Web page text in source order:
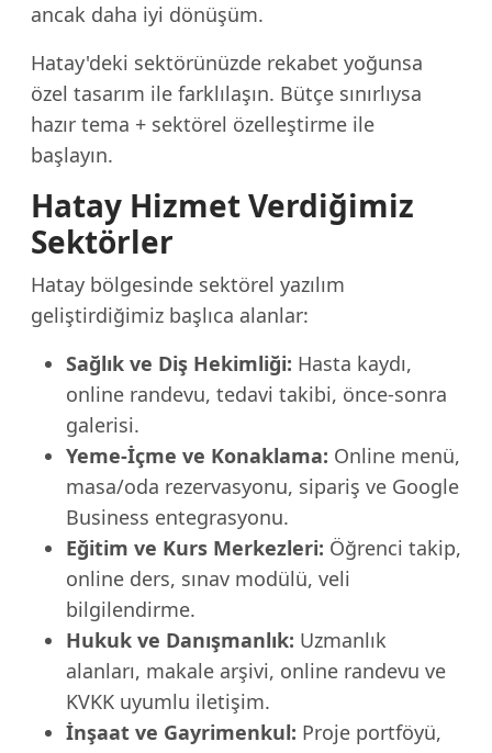
ancak daha iyi dönüşüm.
Hatay'deki sektörünüzde rekabet yoğunsa
özel tasarım ile farklılaşın. Bütçe sınırlıysa
hazır tema + sektörel özelleştirme ile
başlayın.
Hatay Hizmet Verdiğimiz
Sektörler
Hatay bölgesinde sektörel yazılım
geliştirdiğimiz başlıca alanlar:
Sağlık ve Diş Hekimliği: Hasta kaydı,
online randevu, tedavi takibi, önce-sonra
galerisi.
Yeme-İçme ve Konaklama: Online menü,
masa/oda rezervasyonu, sipariş ve Google
Business entegrasyonu.
Eğitim ve Kurs Merkezleri: Öğrenci takip,
online ders, sınav modülü, veli
bilgilendirme.
Hukuk ve Danışmanlık: Uzmanlık
alanları, makale arşivi, online randevu ve
KVKK uyumlu iletişim.
İnşaat ve Gayrimenkul: Proje portföyü,